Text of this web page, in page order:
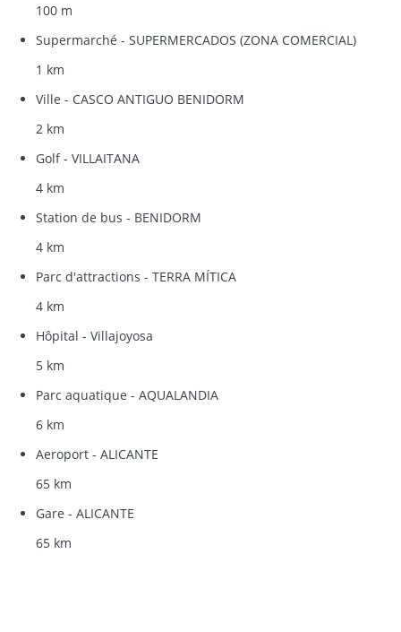
100 m
Supermarché - SUPERMERCADOS (ZONA COMERCIAL)
1 km
Ville - CASCO ANTIGUO BENIDORM
2 km
Golf - VILLAITANA
4 km
Station de bus - BENIDORM
4 km
Parc d'attractions - TERRA MÍTICA
4 km
Hôpital - Villajoyosa
5 km
Parc aquatique - AQUALANDIA
6 km
Aeroport - ALICANTE
65 km
Gare - ALICANTE
65 km